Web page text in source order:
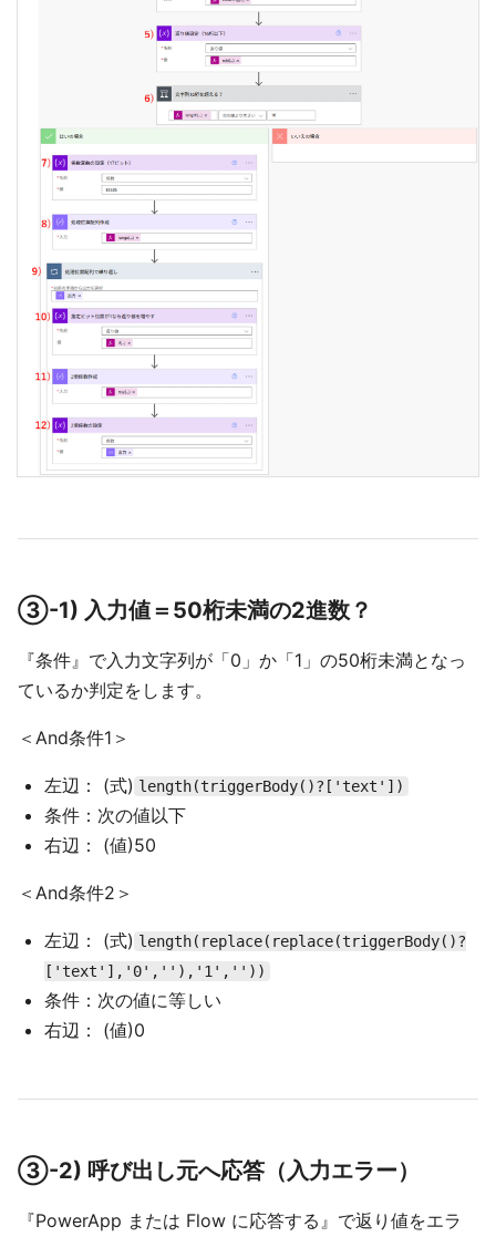
③-1) 入力値＝50桁未満の2進数？
『条件』で入力文字列が「0」か「1」の50桁未満となっ
ているか判定をします。
＜And条件1＞
左辺： (式) length(triggerBody()?['text'])
条件：次の値以下
右辺： (値)50
＜And条件2＞
左辺： (式) length(replace(replace(triggerBody()?
['text'],'0',''),'1',''))
条件：次の値に等しい
右辺： (値)0
③-2) 呼び出し元へ応答（入力エラー）
『PowerApp または Flow に応答する』で返り値をエラ